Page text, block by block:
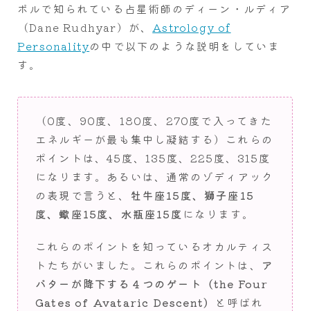
ボルで知られている占星術師のディーン・ルディア
（Dane Rudhyar）が、 Astrology of
Personalityの中で以下のような説明をしていま
す。
（0度、90度、180度、270度で入ってきた
エネルギーが最も集中し凝結する）これらの
ポイントは、45度、135度、225度、315度
になります。あるいは、通常のゾディアック
の表現で言うと、 牡牛座15度、獅子座15
度、蠍座15度、水瓶座15度 になります。
これらのポイントを知っているオカルティス
トたちがいました。これらのポイントは、 ア
バターが降下する４つのゲート（the Four
Gates of Avataric Descent）
と呼ばれ